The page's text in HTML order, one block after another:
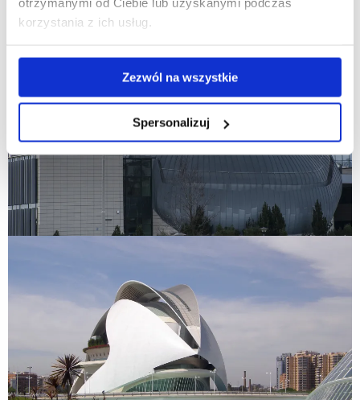
korzystania z ich usług.
Zezwól na wszystkie
Spersonalizuj